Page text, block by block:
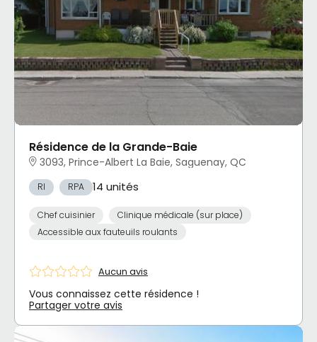
Résidence de la Grande-Baie
3093, Prince-Albert La Baie, Saguenay, QC
RI RPA 14 unités
Chef cuisinier
Clinique médicale (sur place)
Accessible aux fauteuils roulants
Aucun avis
Vous connaissez cette résidence !
Partager votre avis